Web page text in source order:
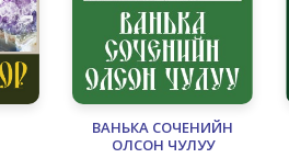
ВАНЬКА СОЧЕНИЙН
ОЛСОН ЧУЛУУ